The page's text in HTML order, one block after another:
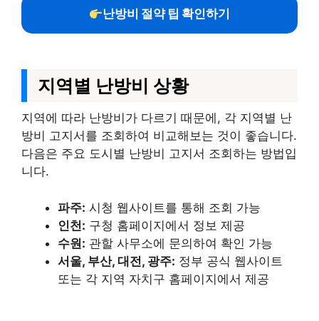
난방비 절약 팁 확인하기
지역별 난방비 상황
지역에 따라 난방비가 다르기 때문에, 각 지역별 난
방비 고지서를 조회하여 비교해보는 것이 좋습니다.
다음은 주요 도시별 난방비 고지서 조회하는 방법입
니다.
파주: 시청 웹사이트를 통해 조회 가능
인천: 구청 홈페이지에서 정보 제공
수원: 관할 사무소에 문의하여 확인 가능
서울, 부산, 대전, 광주: 정부 공식 웹사이트
또는 각 지역 자치구 홈페이지에서 제공